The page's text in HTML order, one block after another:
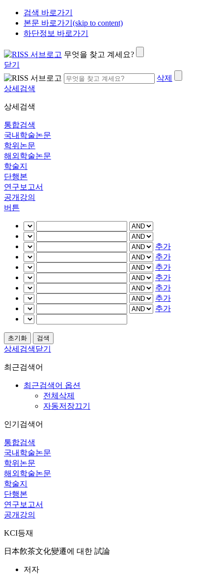
검색 바로가기
본문 바로가기(skip to content)
하단정보 바로가기
무엇을 찾고 계세요?
닫기
삭제
상세검색
상세검색
통합검색
국내학술논문
학위논문
해외학술논문
학술지
단행본
연구보고서
공개강의
버튼
추가
추가
추가
추가
추가
추가
추가
상세검색닫기
최근검색어
최근검색어 옵션
전체삭제
자동저장끄기
인기검색어
통합검색
국내학술논문
학위논문
해외학술논문
학술지
단행본
연구보고서
공개강의
KCI등재
日本飮茶文化變遷에 대한 試論
저자